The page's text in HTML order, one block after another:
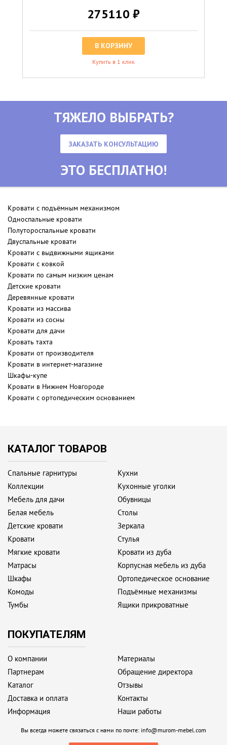
275110 ₽
В КОРЗИНУ
Купить в 1 клик
ТЯЖЕЛО ВЫБРАТЬ?
ЗАКАЗАТЬ КОНСУЛЬТАЦИЮ
ЭТО БЕСПЛАТНО!
Кровати с подъёмным механизмом
Односпальные кровати
Полутороспальные кровати
Двуспальные кровати
Кровати с выдвижными ящиками
Кровати с ковкой
Кровати по самым низким ценам
Детские кровати
Деревянные кровати
Кровати из массива
Кровати из сосны
Кровати для дачи
Кровать тахта
Кровати от производителя
Кровати в интернет-магазине
Шкафы-купе
Кровати в Нижнем Новгороде
Кровати с ортопедическим основанием
ПОКУПАТЕЛЯМ
О компании
Партнерам
Каталог
Доставка и оплата
Информация
Материалы
Обращение директора
Отзывы
Контакты
Наши работы
КАТАЛОГ ТОВАРОВ
Спальные гарнитуры
Коллекции
Мебель для дачи
Белая мебель
Детские кровати
Кровати
Мягкие кровати
Матрасы
Шкафы
Комоды
Тумбы
Кухни
Кухонные уголки
Обувницы
Столы
Зеркала
Стулья
Кровати из дуба
Корпусная мебель из дуба
Ортопедическое основание
Подъёмные механизмы
Ящики прикроватные
Вы всегда можете связаться с нами по почте: info@murom-mebel.com